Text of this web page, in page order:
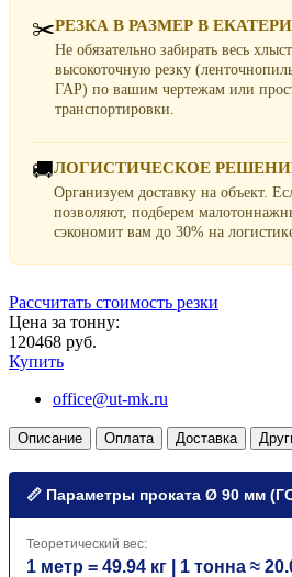
✂️РЕЗКА В РАЗМЕР В
Не обязательно забирать весь
высокоточную резку
ГАР) по вашим чертежам или
транспортировки.
🚚ЛОГИСТИЧЕСКОЕ
Организуем доставку на объект.
позволяют, подберем
сэкономит вам до 30% на
Рассчитать стоимость резки
Цена за тонну:
120468 руб.
Купить
office@ut-mk.ru
Описание Оплата Доставка
📏 Параметры проката Ø 90 мм
Теоретический вес:
1 метр = 49.94 кг | 1 тонна ≈